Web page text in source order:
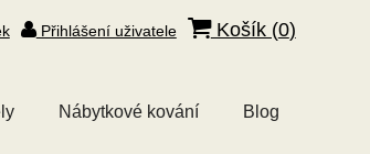
Přihlášení uživatele Košík (0)
Nábytkové kování Blog